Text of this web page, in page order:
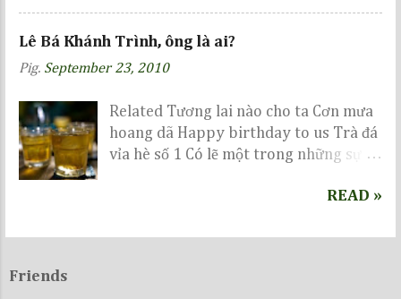
Lê Bá Khánh Trình, ông là ai?
Pig. September 23, 2010
Related Tương lai nào cho ta Cơn mưa
hoang dã Happy birthday to us Trà đá
vỉa hè số 1 Có lẽ một trong những sự
danh GS Ngô Bảo Châu, nhưng bên một
READ »
Friends